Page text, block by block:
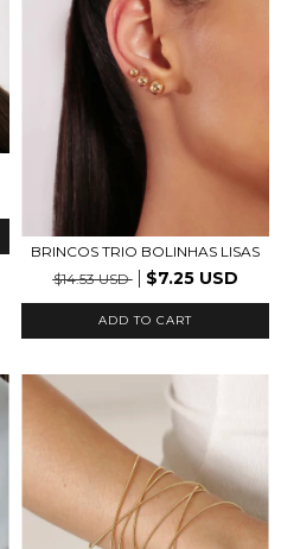
BRINCOS TRIO BOLINHAS LISAS
$14.53 USD
$7.25 USD
ADD TO CART